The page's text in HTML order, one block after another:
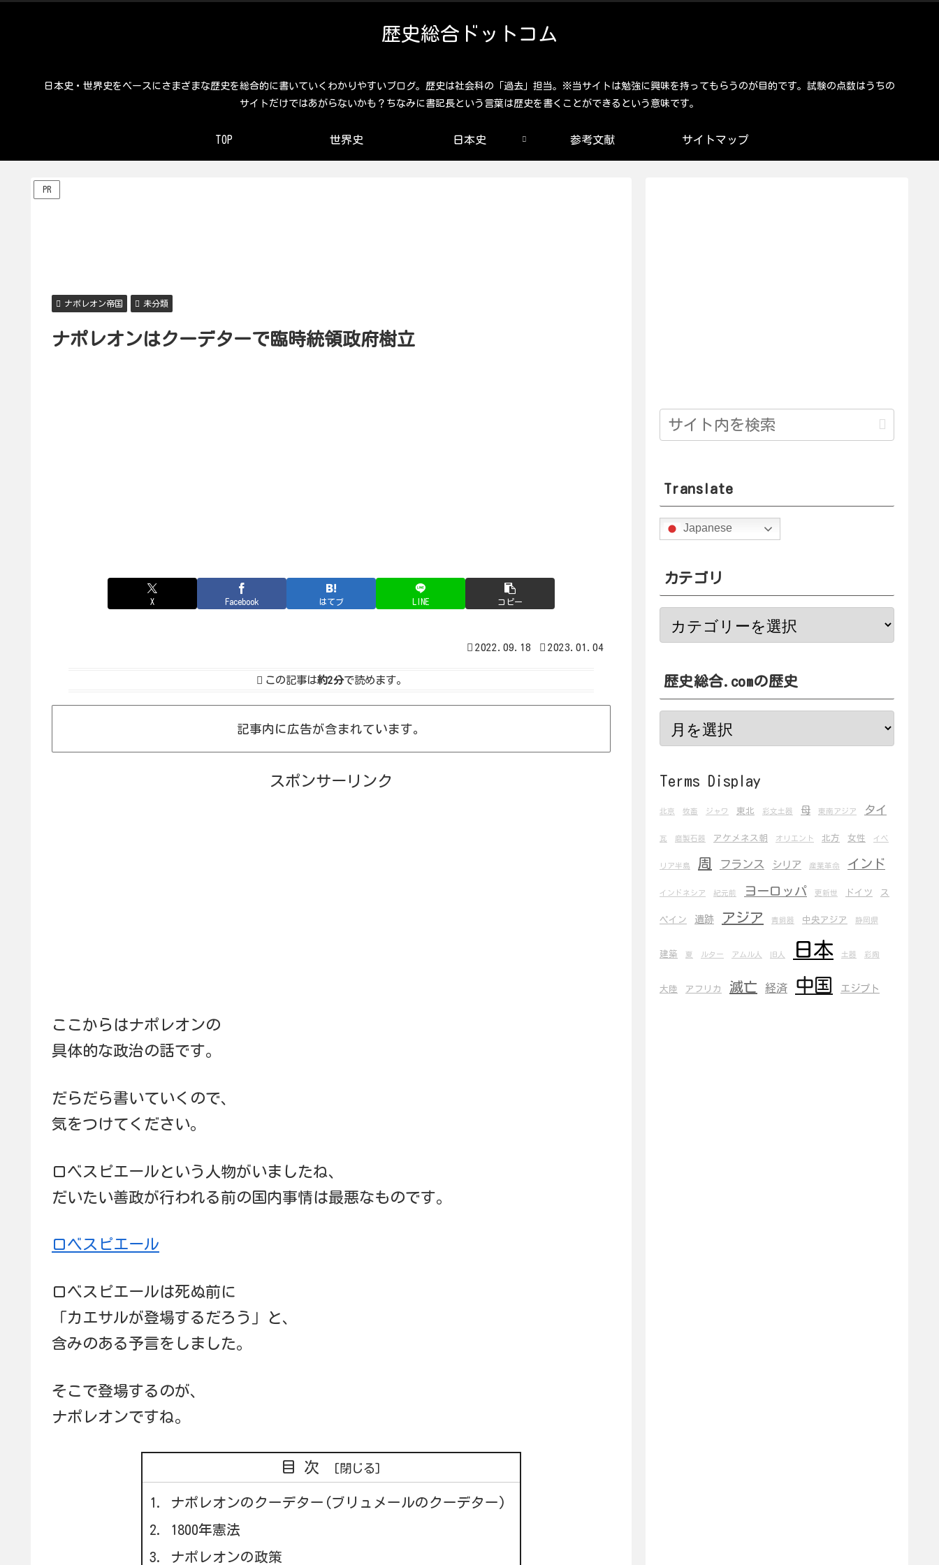
歴史総合ドットコム
日本史・世界史をベースにさまざまな歴史を総合的に書いていくわかりやすいブログ。歴史は社会科の「過去」担当。※当サイトは勉強に興味を持ってもらうのが目的です。試験の点数はうちの
サイトだけではあがらないかも？ちなみに書記長という言葉は歴史を書くことができるという意味です。
TOP 世界史 日本史 参考文献 サイトマップ
PR
ナポレオン帝国 未分類
ナポレオンはクーデターで臨時統領政府樹立
X Facebook はてブ LINE コピー
2022.09.18 2023.01.04
この記事は約2分で読めます。
記事内に広告が含まれています。
スポンサーリンク
ここからはナポレオンの
具体的な政治の話です。
だらだら書いていくので、
気をつけてください。
ロベスピエールという人物がいましたね、
だいたい善政が行われる前の国内事情は最悪なものです。
ロベスピエール
ロベスピエールは死ぬ前に
「カエサルが登場するだろう」と、
含みのある予言をしました。
そこで登場するのが、
ナポレオンですね。
目次
ナポレオンのクーデター(ブリュメールのクーデター)
1800年憲法
ナポレオンの政策
Translate
Japanese
カテゴリ
歴史総合.comの歴史
Terms Display
北京 牧畜 ジャワ 東北 彩文土器 母 東南アジア タイ
瓦 磨製石器 アケメネス朝 オリエント 北方 女性 イベ
リア半島 周 フランス シリア 産業革命 インド
インドネシア 紀元前 ヨーロッパ 更新世 ドイツ ス
ペイン 遺跡 アジア 青銅器 中央アジア 静岡県
建築 夏 ルター アムル人 旧人 日本 土器 彩陶
大陸 アフリカ 滅亡 経済 中国 エジプト